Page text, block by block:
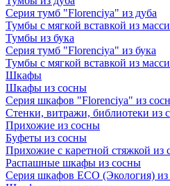
Серия тумб "Florenciya" из дуба
Тумбы с мягкой вставкой из
Тумбы из бука
Серия тумб "Florenciya" из бука
Тумбы с мягкой вставкой из
Шкафы
Шкафы из сосны
Серия шкафов "Florenciya" из
Стенки, витражи, библиотеки из
Прихожие из сосны
Буфеты из сосны
Прихожие с каретной стяжкой из
Распашные шкафы из сосны
Серия шкафов ECO (Экология)